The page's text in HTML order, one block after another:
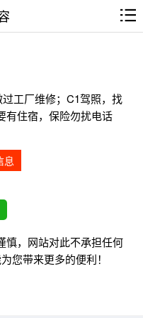
工厂维修；C1驾照，找
有住宿，保险勿扰电话
息
慎，网站对此不承担任何
您带来更多的便利！